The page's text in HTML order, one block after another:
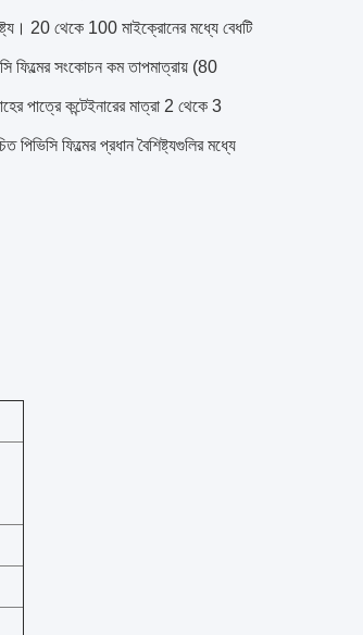
20 থেকে 100 মাইক্রোনের মধ্যে বেধটি
ফিল্মের সংকোচন কম তাপমাত্রায় (80
পাত্রে কন্টেইনারের মাত্রা 2 থেকে 3
ফিল্মের প্রধান বৈশিষ্ট্যগুলির মধ্যে